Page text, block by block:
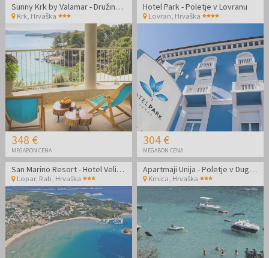
Sunny Krk by Valamar - Družinski jesenski oddih na Krku
Krk, Hrvaška
348 €
MEGABON CENA
Hotel Park - Poletje v Lovranu
Lovran Hrvaška
304 €
MEGABON CENA
San Marino Resort - Hotel Veli Mel - Družinski oddih na Rabu
Lopar, Rab, Hrvaška
Apartmaji Unija - Poletje v Dugi Uvali
Krnica, Hrvaška